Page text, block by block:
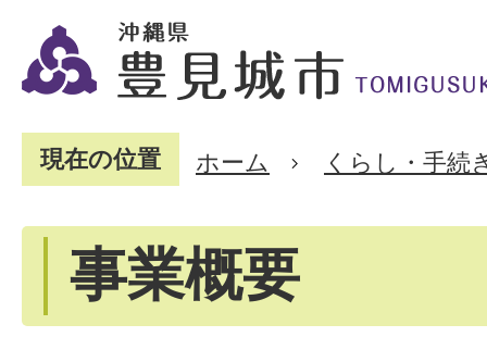
現在の位置 ホーム くらし・手続
事業概要